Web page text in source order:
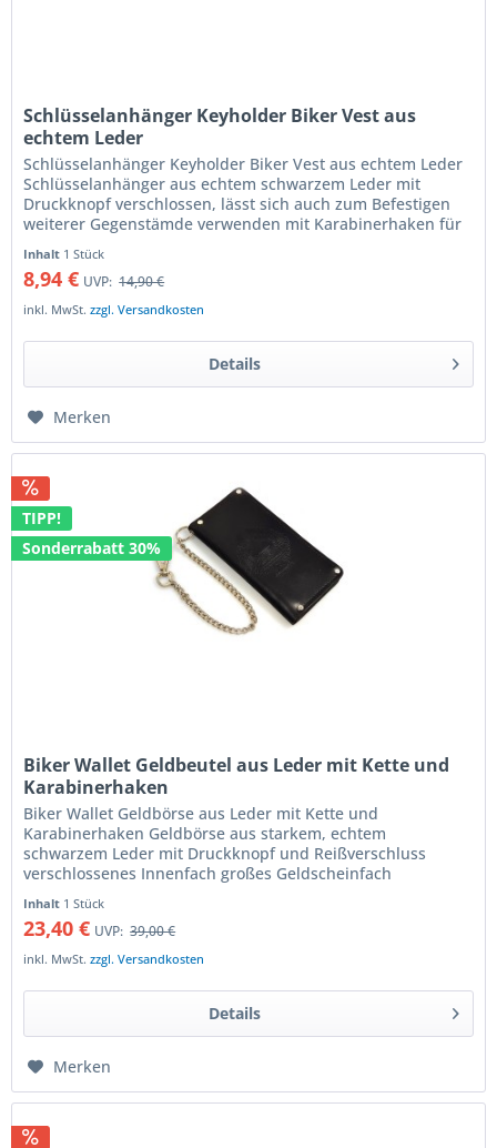
Schlüsselanhänger Keyholder Biker Vest aus
echtem Leder
Schlüsselanhänger Keyholder Biker Vest aus echtem Leder
Schlüsselanhänger aus echtem schwarzem Leder mit
Druckknopf verschlossen, lässt sich auch zum Befestigen
weiterer Gegenstämde verwenden mit Karabinerhaken für
Inhalt 1 Stück
8,94 € UVP: 14,90 €
inkl. MwSt.zzgl. Versandkosten
Details
Merken
TIPP!
Sonderrabatt 30%
Biker Wallet Geldbeutel aus Leder mit Kette und
Karabinerhaken
Biker Wallet Geldbörse aus Leder mit Kette und
Karabinerhaken Geldbörse aus starkem, echtem
schwarzem Leder mit Druckknopf und Reißverschluss
verschlossenes Innenfach großes Geldscheinfach
Inhalt 1 Stück
23,40 € UVP: 39,00 €
inkl. MwSt.zzgl. Versandkosten
Details
Merken